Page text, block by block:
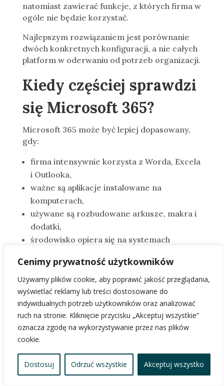
Cenimy prywatność użytkowników
Używamy plików cookie, aby poprawić jakość przeglądania,
wyświetlać reklamy lub treści dostosowane do
indywidualnych potrzeb użytkowników oraz analizować
ruch na stronie. Kliknięcie przycisku „Akceptuj wszystkie”
oznacza zgodę na wykorzystywanie przez nas plików
cookie.
Dostosuj Odrzuć wszystkie Akceptuj wszystko
natomiast zawierać funkcje, z których firma w
ogóle nie będzie korzystać.
Najlepszym rozwiązaniem jest porównanie
dwóch konkretnych konfiguracji, a nie całych
platform w oderwaniu od potrzeb organizacji.
Kiedy częściej sprawdzi
się Microsoft 365?
Microsoft 365 może być lepiej dopasowany,
gdy:
firma intensywnie korzysta z Worda, Excela
i Outlooka,
ważne są aplikacje instalowane na
komputerach,
używane są rozbudowane arkusze, makra i
dodatki,
środowisko opiera się na systemach
wykorzystywany jest Teams,
planowane są przestrzenie SharePoint,
kluczowe aplikacje integrują się z Microsoft
365,
pracownicy są przyzwyczajeni do
klasycznego pakietu Office.
Workspace będzie niewłaściwy. Oznacza
jedynie, że przejście może wymagać większej